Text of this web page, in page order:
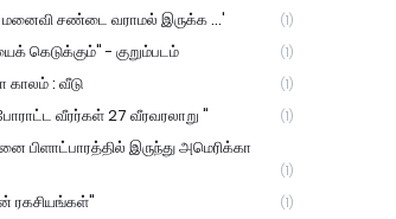
சண்டை வராமல் இருக்க ...' (1)
கெடுக்கும்" - குறும்படம் (1)
: வீடு (1)
போராட்ட வீரர்கள் 27 வீரவரலாறு " (1)
பிளாட்பாரத்தில் இருந்து அமெரிக்கா
(1)
ரகசியங்கள்" (1)